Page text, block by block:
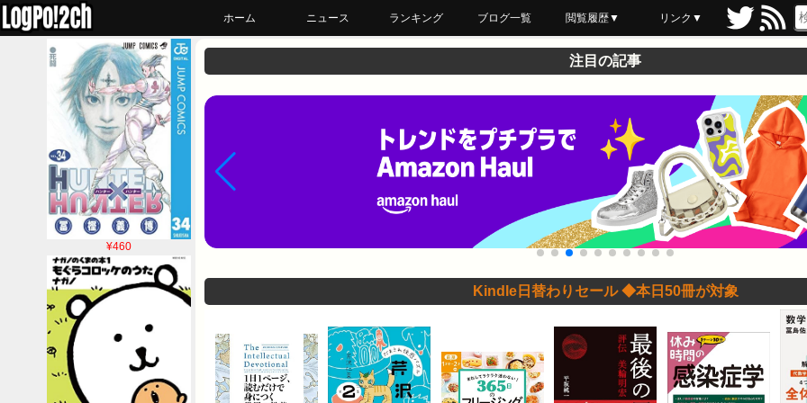
ホーム ニュース ランキング ブログ一覧 閲覧履歴▼
最近読んだ
あとで読む
ブックマーク
リンク▼
¥460
注目の記事
Kindle日替わりセール ◆本日50冊が対象